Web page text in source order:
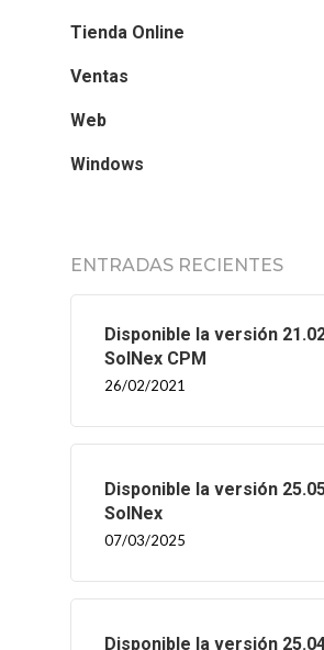
Tienda Online
Ventas
Web
Windows
ENTRADAS RECIENTES
Disponible la versión
SolNex CPM
26/02/2021
Disponible la versión
SolNex
07/03/2025
Disponible la versión